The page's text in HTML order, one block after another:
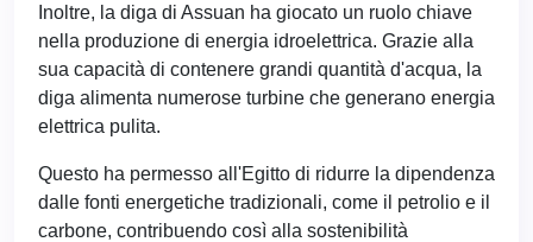
Inoltre, la diga di Assuan ha giocato un ruolo chiave
nella produzione di energia idroelettrica. Grazie alla
sua capacità di contenere grandi quantità d'acqua, la
diga alimenta numerose turbine che generano energia
elettrica pulita.
Questo ha permesso all'Egitto di ridurre la dipendenza
dalle fonti energetiche tradizionali, come il petrolio e il
carbone, contribuendo così alla sostenibilità